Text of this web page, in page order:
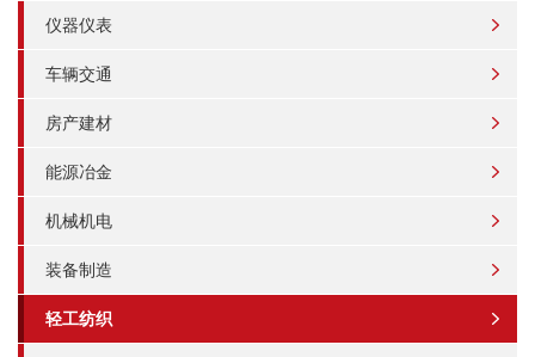
仪器仪表
车辆交通
房产建材
能源冶金
机械机电
装备制造
轻工纺织